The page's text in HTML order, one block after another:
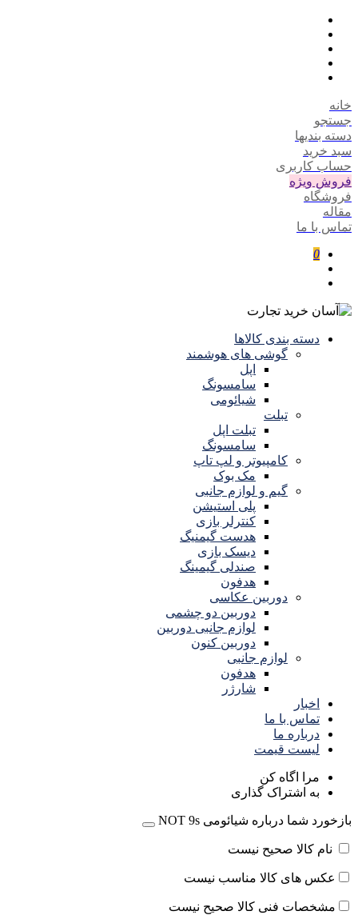
خانه
جستجو
دسته بندیها
سبد خرید
حساب کاربری
فروش ویژه
فروشگاه
مقاله
تماس با ما
0
دسته بندی کالاها
گوشی های هوشمند
اپل
سامسونگ
شیائومی
تبلت
تبلت اپل
سامسونگ
کامپیوتر و لپ تاپ
مک بوک
گیم و لوازم جانبی
پلی استیشن
کنترلر بازی
هدست گیمنیگ
دیسک بازی
صندلی گیمینگ
هدفون
دوربین عکاسی
دوربین دو چشمی
لوازم جانبی دوربین
دوربین کنون
لوازم جانبی
هدفون
شارژر
اخبار
تماس با ما
درباره ما
لیست قیمت
مرا اگاه کن
به اشتراک گذاری
بازخورد شما درباره شیائومی NOT 9s
نام کالا صحیح نیست
عکس های کالا مناسب نیست
مشخصات فنی کالا صحیح نیست